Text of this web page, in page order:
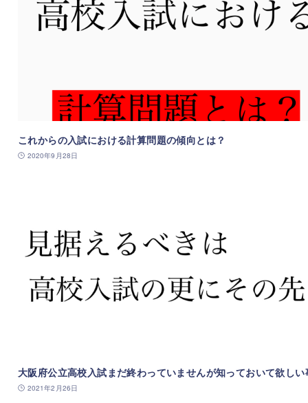
これからの入試における計算問題の傾向とは？
2020年9月28日
大阪府公立高校入試まだ終わっていませんが知っておいて欲しい
2021年2月26日